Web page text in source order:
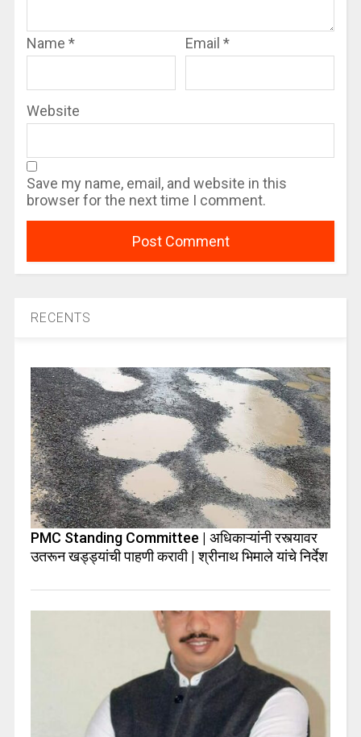
Name * Email *
Website
Save my name, email, and website in this
browser for the next time I comment.
RECENTS
PMC Standing Committee | अधिकाऱ्यांनी रस्त्यावर
उतरून खड्ड्यांची पाहणी करावी | श्रीनाथ भिमाले यांचे निर्देश